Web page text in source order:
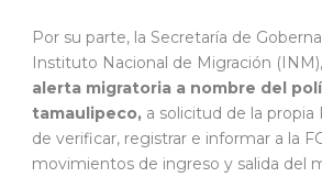
Por su parte, la Secretaría de
Instituto Nacional de Migración (INM),
alerta migratoria a nombre del
tamaulipeco, a solicitud de la propia
de verificar, registrar e informar a la
movimientos de ingreso y salida del